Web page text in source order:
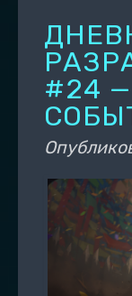
#24